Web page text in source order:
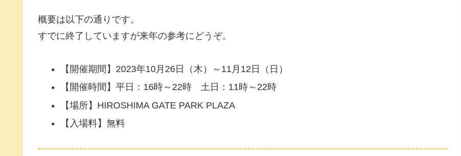
概要は以下の通りです。
すでに終了していますが来年の参考にどうぞ。
【開催期間】2023年10月26日（木）～11月12日（日）
【開催時間】平日：16時～22時 土日：11時～22時
【場所】HIROSHIMA GATE PARK PLAZA
【入場料】無料